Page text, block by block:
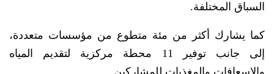
السباق المختلفة.
كما يشارك أكثر من مئة متطوع من مؤسسات متعددة،
إلى جانب توفير 11 محطة مركزية لتقديم المياه